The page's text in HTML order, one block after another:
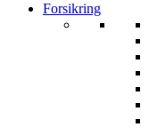
Forsikring